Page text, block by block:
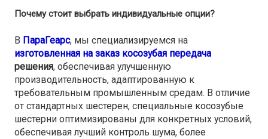
Почему стоит выбрать индивидуальные опции?
В ПараГеарс, мы специализируемся на
изготовленная на заказ косозубая передача
решения, обеспечивая улучшенную
производительность, адаптированную к
требовательным промышленным средам. В отличие
от стандартных шестерен, специальные косозубые
шестерни оптимизированы для конкретных условий,
обеспечивая лучший контроль шума, более